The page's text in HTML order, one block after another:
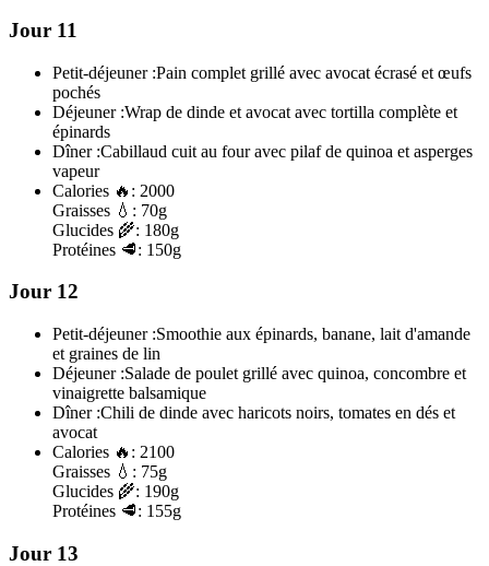
Jour 11
Petit-déjeuner :Pain complet grillé avec avocat écrasé et œufs
pochés
Déjeuner :Wrap de dinde et avocat avec tortilla complète et
épinards
Dîner :Cabillaud cuit au four avec pilaf de quinoa et asperges
vapeur
Calories 🔥: 2000
Graisses 💧: 70g
Glucides 🌾: 180g
Protéines 🥩: 150g
Jour 12
Petit-déjeuner :Smoothie aux épinards, banane, lait d'amande
et graines de lin
Déjeuner :Salade de poulet grillé avec quinoa, concombre et
vinaigrette balsamique
Dîner :Chili de dinde avec haricots noirs, tomates en dés et
avocat
Calories 🔥: 2100
Graisses 💧: 75g
Glucides 🌾: 190g
Protéines 🥩: 155g
Jour 13